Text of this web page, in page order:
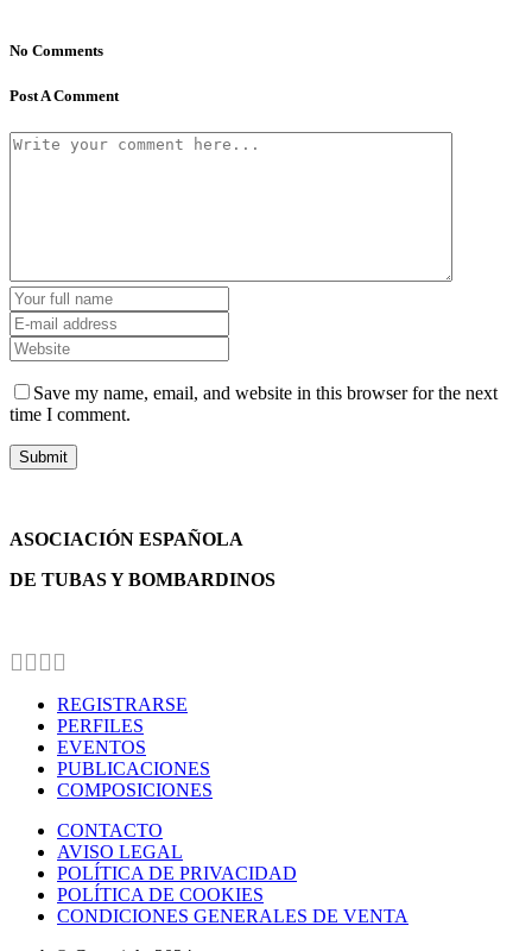
No Comments
Post A Comment
Save my name, email, and website in this browser for the next
time I comment.
ASOCIACIÓN ESPAÑOLA
DE TUBAS Y BOMBARDINOS
REGISTRARSE
PERFILES
EVENTOS
PUBLICACIONES
COMPOSICIONES
CONTACTO
AVISO LEGAL
POLÍTICA DE PRIVACIDAD
POLÍTICA DE COOKIES
CONDICIONES GENERALES DE VENTA